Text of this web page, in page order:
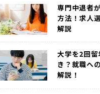
専門中退者
方法！求人
解説
大学を2回
き？就職へ
解説！